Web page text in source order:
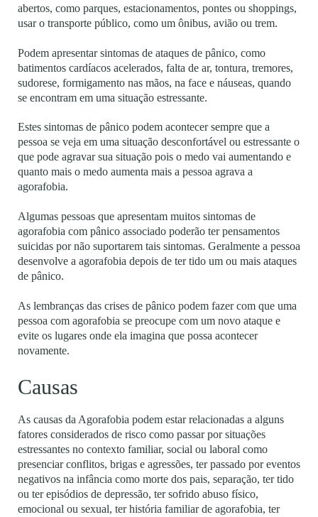
abertos, como parques, estacionamentos, pontes ou shoppings,
usar o transporte público, como um ônibus, avião ou trem.
Podem apresentar sintomas de ataques de pânico, como
batimentos cardíacos acelerados, falta de ar, tontura, tremores,
sudorese, formigamento nas mãos, na face e náuseas, quando
se encontram em uma situação estressante.
Estes sintomas de pânico podem acontecer sempre que a
pessoa se veja em uma situação desconfortável ou estressante o
que pode agravar sua situação pois o medo vai aumentando e
quanto mais o medo aumenta mais a pessoa agrava a
agorafobia.
Algumas pessoas que apresentam muitos sintomas de
agorafobia com pânico associado poderão ter pensamentos
suicidas por não suportarem tais sintomas. Geralmente a pessoa
desenvolve a agorafobia depois de ter tido um ou mais ataques
de pânico.
As lembranças das crises de pânico podem fazer com que uma
pessoa com agorafobia se preocupe com um novo ataque e
evite os lugares onde ela imagina que possa acontecer
novamente.
Causas
As causas da Agorafobia podem estar relacionadas a alguns
fatores considerados de risco como passar por situações
estressantes no contexto familiar, social ou laboral como
presenciar conflitos, brigas e agressões, ter passado por eventos
negativos na infância como morte dos pais, separação, ter tido
ou ter episódios de depressão, ter sofrido abuso físico,
emocional ou sexual, ter história familiar de agorafobia, ter